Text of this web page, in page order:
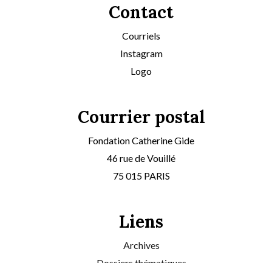
Contact
Courriels
Instagram
Logo
Courrier postal
Fondation Catherine Gide
46 rue de Vouillé
75 015 PARIS
Liens
Archives